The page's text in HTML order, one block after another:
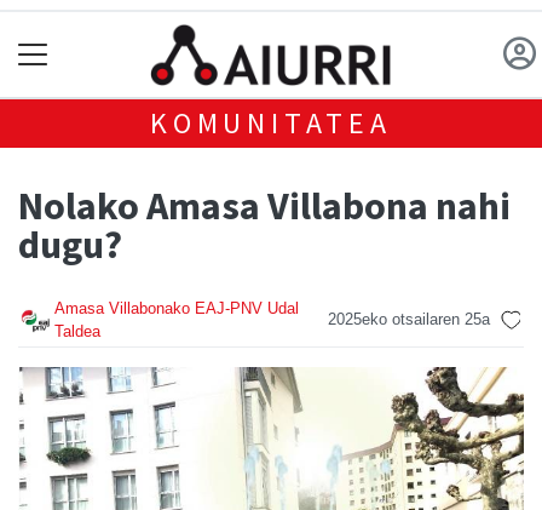
KOMUNITATEA
Nolako Amasa Villabona nahi
dugu?
Amasa Villabonako EAJ-PNV Udal
Taldea
2025eko otsailaren 25a